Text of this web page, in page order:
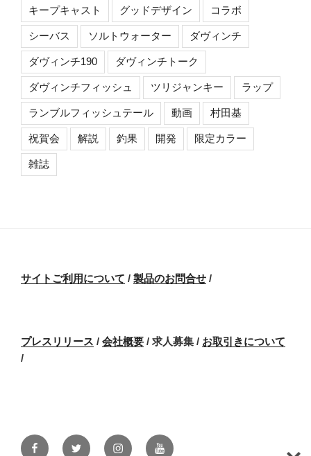
キープキャスト グッドデザイン コラボ
シーバス ソルトウォーター ダヴィンチ
ダヴィンチ190 ダヴィンチトーク
ダヴィンチフィッシュ ツリジャンキー ラップ
ランブルフィッシュテール 動画 村田基
祝賀会 解説 釣果 開発 限定カラー
雑誌
サイトご利用について / 製品のお問合せ /
プレスリリース / 会社概要 / 求人募集 / お取引きについて
/
FacebookTwitter InstagramYoutube